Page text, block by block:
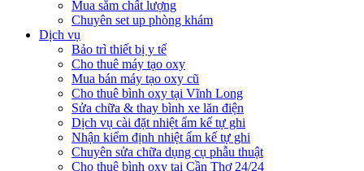
Mua sắm chất lượng
Chuyên set up phòng khám
Dịch vụ
Bảo trì thiết bị y tế
Cho thuê máy tạo oxy
Mua bán máy tạo oxy cũ
Cho thuê bình oxy tại Vĩnh Long
Sửa chữa & thay bình xe lăn điện
Dịch vụ cài đặt nhiệt ẩm kế tự ghi
Nhận kiểm định nhiệt ẩm kế tự ghi
Chuyên sửa chữa dụng cụ phẫu thuật
Cho thuê bình oxy tại Cần Thơ 24/24